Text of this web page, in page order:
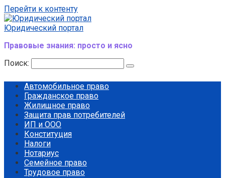
Перейти к контенту
Юридический портал
Правовые знания: просто и ясно
Поиск:
Автомобильное право
Гражданское право
Жилищное право
Защита прав потребителей
ИП и ООО
Конституция
Налоги
Нотариус
Семейное право
Трудовое право